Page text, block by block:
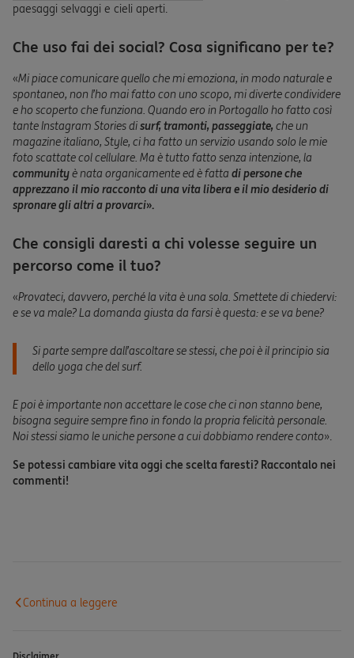
paesaggi selvaggi e cieli aperti.
Che uso fai dei social? Cosa significano per te?
«Mi piace comunicare quello che mi emoziona, in modo naturale e
spontaneo, non l’ho mai fatto con uno scopo, mi diverte condividere
e ho scoperto che funziona. Quando ero in Portogallo ho fatto così
tante Instagram Stories disurf, tramonti, passeggiate, che un
magazine italiano, Style, ci ha fatto un servizio usando solo le mie
foto scattate col cellulare. Ma è tutto fatto senza intenzione, la
communityè nata organicamente ed è fatta di persone che
apprezzano il mio racconto di una vita libera e il mio desiderio di
spronare gli altri a provarci».
Che consigli daresti a chi volesse seguire un
percorso come il tuo?
«Provateci, davvero, perché la vita è una sola. Smettete di chiedervi:
e se va male? La domanda giusta da farsi è questa: e se va bene?
Si parte sempre dall’ascoltare se stessi, che poi è il principio sia
dello yoga che del surf.
E poi è importante non accettare le cose che ci non stanno bene,
bisogna seguire sempre fino in fondo la propria felicità personale.
Noi stessi siamo le uniche persone a cui dobbiamo rendere conto».
Se potessi cambiare vita oggi che scelta faresti? Raccontalo nei
commenti!
Continua a leggere